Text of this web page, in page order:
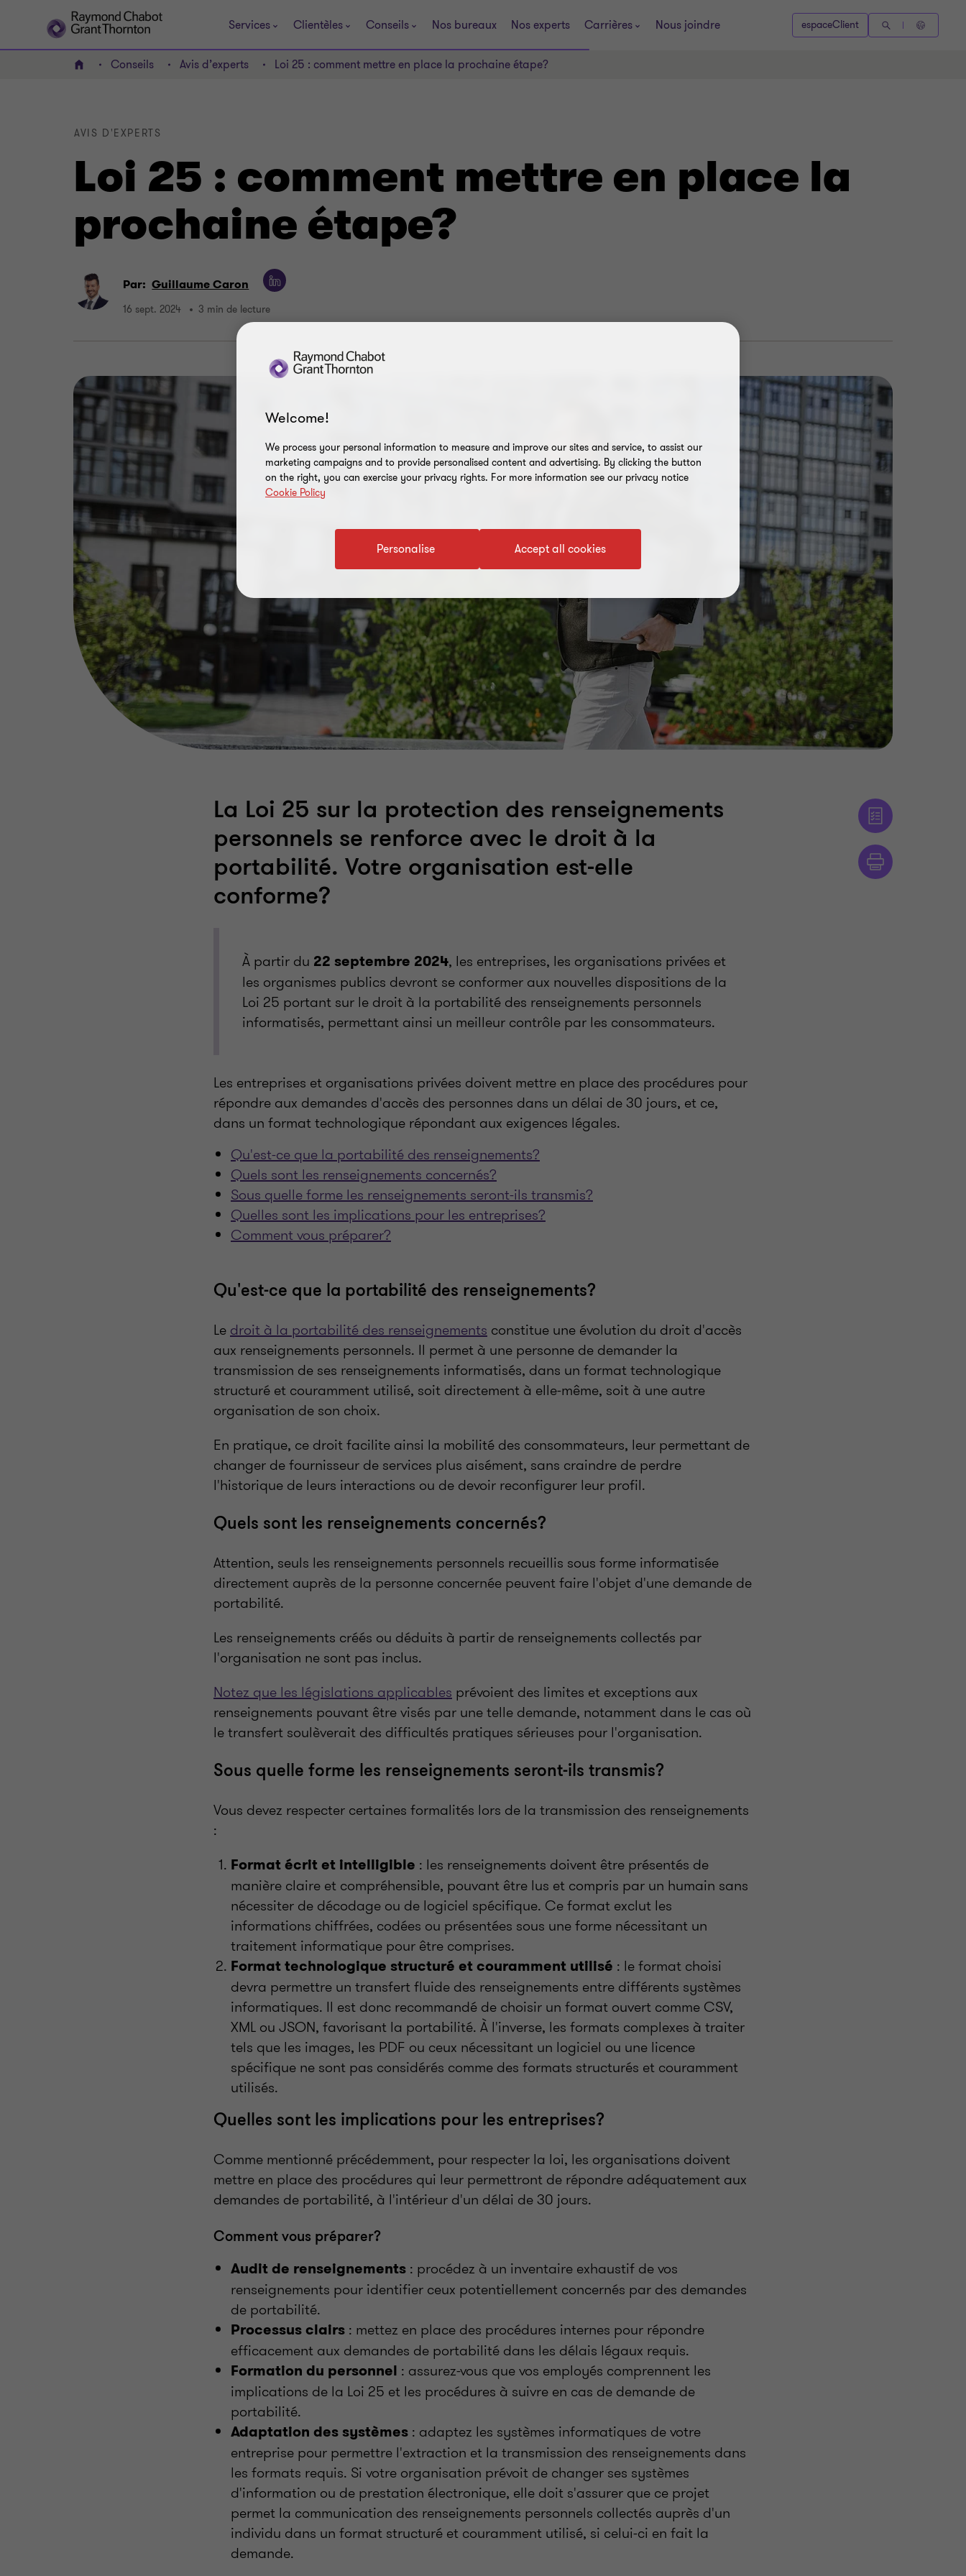
Services Clientèles Conseils Nos bureaux Nos experts Carrières Nous joindre espaceClient
ACCUEILConseils Avis d’experts Loi 25 : comment mettre en place la prochaine étape?
Loi 25 : comment mettre en place la
prochaine étape?
AVIS D'EXPERTS
Par: Guillaume Caron
16 sept. 2024 3 min de lecture
La Loi 25 sur la protection des renseignements
personnels se renforce avec le droit à la
portabilité. Votre organisation est-elle
conforme?
À partir du 22 septembre 2024, les entreprises, les organisations privées et
les organismes publics devront se conformer aux nouvelles dispositions de la
Loi 25 portant sur le droit à la portabilité des renseignements personnels
informatisés, permettant ainsi un meilleur contrôle par les consommateurs.
Les entreprises et organisations privées doivent mettre en place des procédures pour
répondre aux demandes d'accès des personnes dans un délai de 30 jours, et ce,
dans un format technologique répondant aux exigences légales.
Qu'est-ce que la portabilité des renseignements?
Quels sont les renseignements concernés?
Sous quelle forme les renseignements seront-ils transmis?
Quelles sont les implications pour les entreprises?
Comment vous préparer?
Qu'est-ce que la portabilité des renseignements?
Le droit à la portabilité des renseignements constitue une évolution du droit d'accès
aux renseignements personnels. Il permet à une personne de demander la
transmission de ses renseignements informatisés, dans un format technologique
structuré et couramment utilisé, soit directement à elle-même, soit à une autre
organisation de son choix.
En pratique, ce droit facilite ainsi la mobilité des consommateurs, leur permettant de
changer de fournisseur de services plus aisément, sans craindre de perdre
l'historique de leurs interactions ou de devoir reconfigurer leur profil.
Quels sont les renseignements concernés?
Attention, seuls les renseignements personnels recueillis sous forme informatisée
directement auprès de la personne concernée peuvent faire l'objet d'une demande de
portabilité.
Les renseignements créés ou déduits à partir de renseignements collectés par
l'organisation ne sont pas inclus.
Notez que les législations applicables prévoient des limites et exceptions aux
renseignements pouvant être visés par une telle demande, notamment dans le cas où
le transfert soulèverait des difficultés pratiques sérieuses pour l'organisation.
Sous quelle forme les renseignements seront-ils transmis?
Vous devez respecter certaines formalités lors de la transmission des renseignements
:
Format écrit et intelligible : les renseignements doivent être présentés de
manière claire et compréhensible, pouvant être lus et compris par un humain sans
nécessiter de décodage ou de logiciel spécifique. Ce format exclut les
informations chiffrées, codées ou présentées sous une forme nécessitant un
traitement informatique pour être comprises.
Format technologique structuré et couramment utilisé : le format choisi
devra permettre un transfert fluide des renseignements entre différents systèmes
informatiques. Il est donc recommandé de choisir un format ouvert comme CSV,
XML ou JSON, favorisant la portabilité. À l'inverse, les formats complexes à traiter
tels que les images, les PDF ou ceux nécessitant un logiciel ou une licence
spécifique ne sont pas considérés comme des formats structurés et couramment
utilisés.
Quelles sont les implications pour les entreprises?
Comme mentionné précédemment, pour respecter la loi, les organisations doivent
mettre en place des procédures qui leur permettront de répondre adéquatement aux
demandes de portabilité, à l'intérieur d'un délai de 30 jours.
Comment vous préparer?
Audit de renseignements : procédez à un inventaire exhaustif de vos
renseignements pour identifier ceux potentiellement concernés par des demandes
de portabilité.
Processus clairs : mettez en place des procédures internes pour répondre
efficacement aux demandes de portabilité dans les délais légaux requis.
Formation du personnel : assurez-vous que vos employés comprennent les
implications de la Loi 25 et les procédures à suivre en cas de demande de
portabilité.
Adaptation des systèmes : adaptez les systèmes informatiques de votre
entreprise pour permettre l'extraction et la transmission des renseignements dans
les formats requis. Si votre organisation prévoit de changer ses systèmes
d'information ou de prestation électronique, elle doit s'assurer que ce projet
permet la communication des renseignements personnels collectés auprès d'un
individu dans un format structuré et couramment utilisé, si celui-ci en fait la
demande.
Welcome!
We process your personal information to measure and improve our sites and service, to assist our
marketing campaigns and to provide personalised content and advertising. By clicking the button
on the right, you can exercise your privacy rights. For more information see our privacy notice
Cookie Policy
Accept all cookies
Personalise